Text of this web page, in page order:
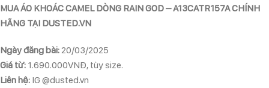
MUA ÁO KHOÁC CAMEL DÒNG RAIN GOD – A13CATR157A CHÍNH
HÃNG TẠI DUSTED.VN
Ngày đăng bài:20/03/2025
Giá từ: 1.690.000VNĐ, tùy size.
Liên hệ: IG @dusted.vn